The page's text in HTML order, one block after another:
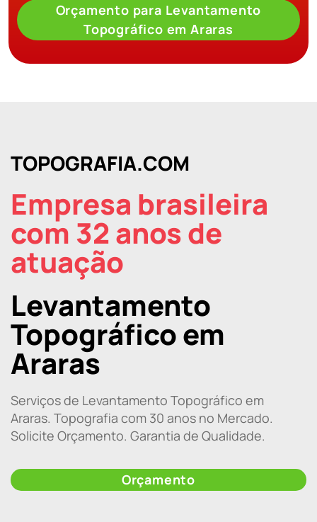
Orçamento para Levantamento
Topográfico em Araras
TOPOGRAFIA.COM
Empresa brasileira
com 32 anos de
atuação
Levantamento
Topográfico em
Araras
Serviços de Levantamento Topográfico em
Araras. Topografia com 30 anos no Mercado.
Solicite Orçamento. Garantia de Qualidade.
Orçamento